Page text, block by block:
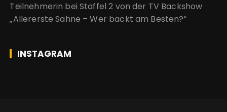
Teilnehmerin bei Staffel 2 von der TV Backshow
„Allererste Sahne – Wer backt am Besten?“
INSTAGRAM